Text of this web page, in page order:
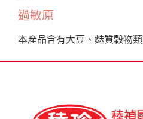
過敏原
本產品含有大豆、麩質穀物類